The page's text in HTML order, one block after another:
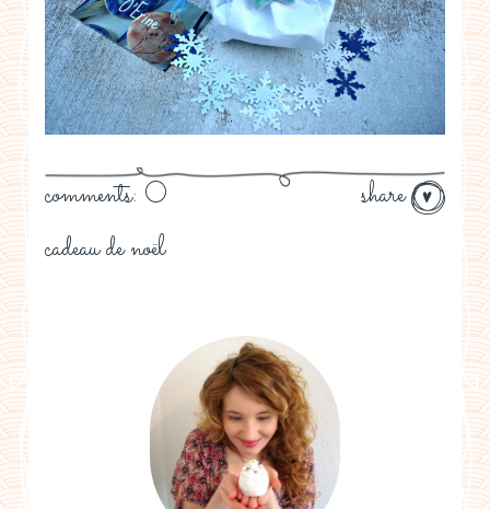
share
comments: 0
cadeau de noël